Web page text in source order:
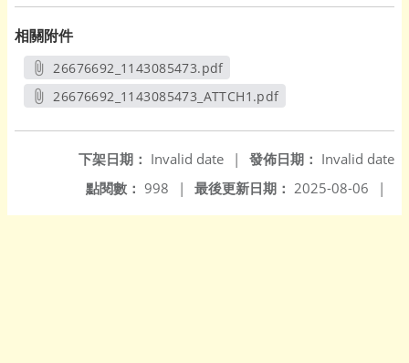
相關附件
26676692_1143085473.pdf
另開新視窗
26676692_1143085473_ATTCH1.pdf
發佈日期： Invalid date
下架日期： Invalid date
|
最後更新日期： 2025-08-06 |
點閱數： 998 |